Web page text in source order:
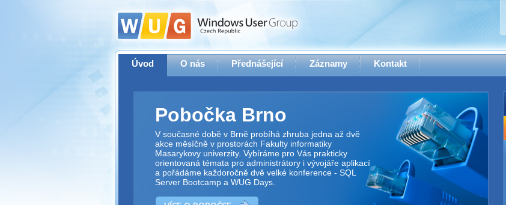
Úvod O nás Přednášející Záznamy Kontakt
Pobočka Brno
V současné době v Brně probíhá zhruba jedna až dvě
akce měsíčně v prostorách Fakulty informatiky
Masarykovy univerzity. Vybíráme pro Vás prakticky
orientovaná témata pro administrátory i vývojáře aplikací
a pořádáme každoročně dvě velké konference - SQL
Server Bootcamp a WUG Days.